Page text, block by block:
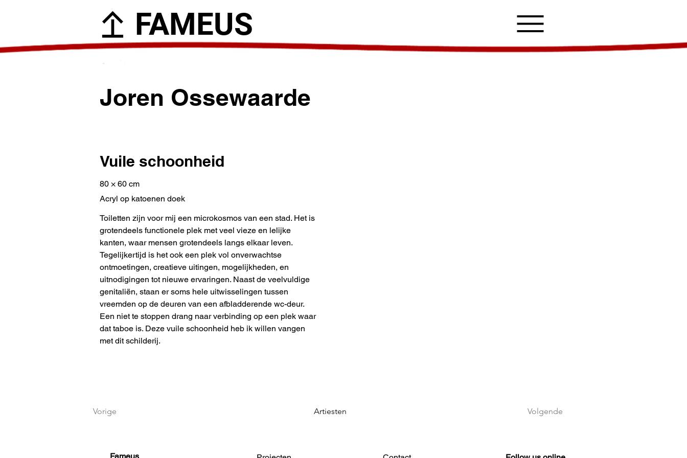
FAMEUS
Joren Ossewaarde
Vorige Artiesten Volgende
Vuile schoonheid
80 × 60 cm
Acryl op katoenen doek
Toiletten zijn voor mij een microkosmos van een stad. Het is
grotendeels functionele plek met veel vieze en lelijke
kanten, waar mensen grotendeels langs elkaar leven.
Tegelijkertijd is het ook een plek vol onverwachtse
ontmoetingen, creatieve uitingen, mogelijkheden, en
uitnodigingen tot nieuwe ervaringen. Naast de veelvuldige
genitaliën, staan er soms hele uitwisselingen tussen
vreemden op de deuren van een afbladderende wc-deur.
Een niet te stoppen drang naar verbinding op een plek waar
dat taboe is. Deze vuile schoonheid heb ik willen vangen
met dit schilderij.